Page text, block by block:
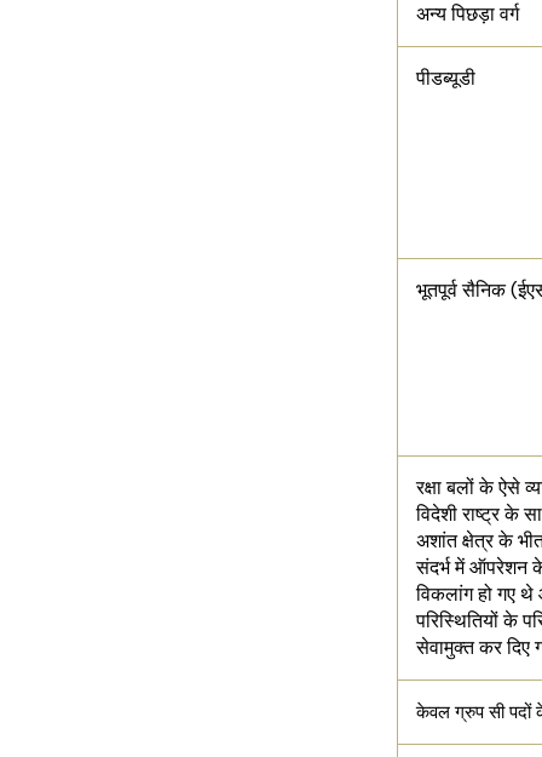
अन्य पिछड़ा वर्ग
पीडब्यूडी
भूतपूर्व सैनिक
रक्षा बलों के ऐसे
विदेशी राष्ट्र के
अशांत क्षेत्र के
संदर्भ में ऑपरेशन
विकलांग हो गए
परिस्थितियों के
सेवामुक्त कर दिए
केवल ग्रुप सी पदों